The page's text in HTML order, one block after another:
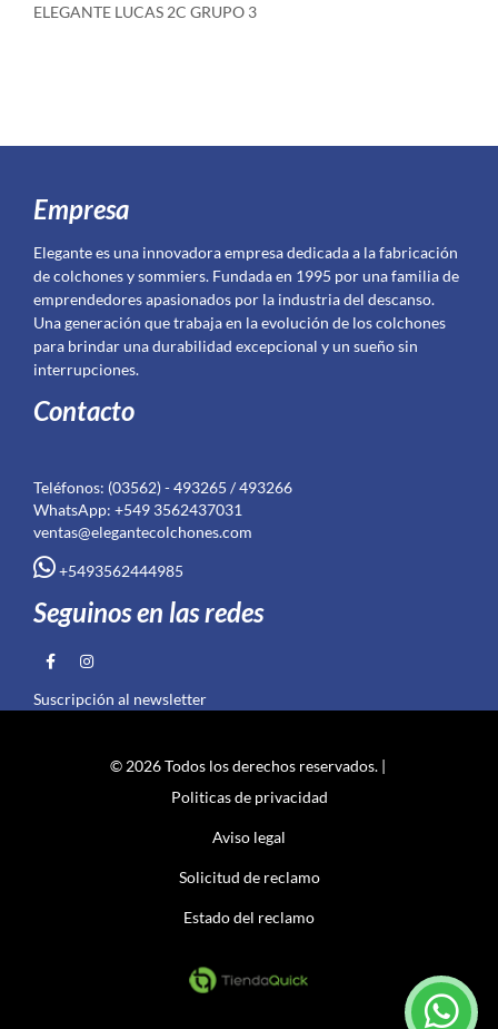
ELEGANTE LUCAS 2C GRUPO 3
Empresa
Elegante es una innovadora empresa dedicada a la fabricación
de colchones y sommiers. Fundada en 1995 por una familia de
emprendedores apasionados por la industria del descanso.
Una generación que trabaja en la evolución de los colchones
para brindar una durabilidad excepcional y un sueño sin
interrupciones.
Contacto
Teléfonos: (03562) - 493265 / 493266
WhatsApp: +549 3562437031
ventas@elegantecolchones.com
+5493562444985
Seguinos en las redes
Suscripción al newsletter
© 2026 Todos los derechos reservados. |
Politicas de privacidad
Aviso legal
Solicitud de reclamo
Estado del reclamo